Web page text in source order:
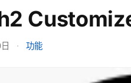
· 功能